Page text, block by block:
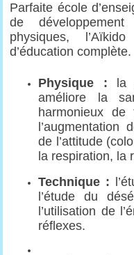
Parfaite école
de
physiques,
d’éducation complète.
Physique : la
améliore la
harmonieux
l’augmentation
de l’attitude
la respiration, la
Technique :
l’étude du
l’utilisation de
réflexes.